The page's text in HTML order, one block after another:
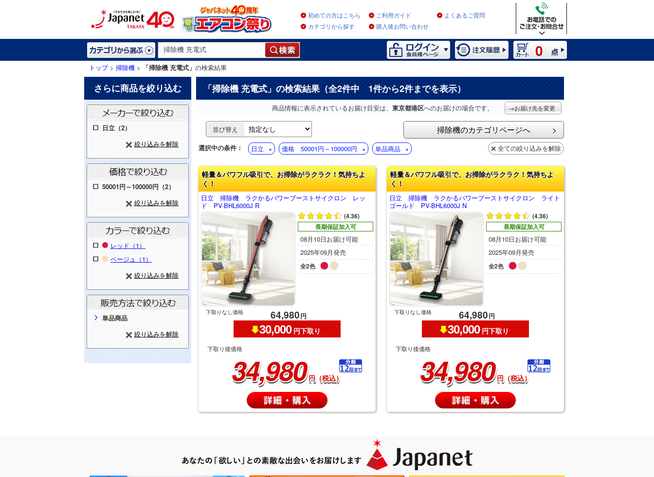
初めての方はこちら ご利用ガイド
よくあるご質問
カテゴリから探す
購入後お問い合わせ
0
トップ> 掃除機 > 「掃除機 充電式」 の検索結果
さらに商品を絞り込む
日立（2）
絞り込みを解除
50001円～100000円（2）
絞り込みを解除
レッド（1）
ベージュ（1）
絞り込みを解除
単品商品
絞り込みを解除
「掃除機 充電式」の検索結果（全2件中 1件から2件までを表示）
商品情報に表示されているお届け目安は、 東京都港区へのお届けの場合です。 →お届け先を変更
並び替え 掃除機のカテゴリページへ
選択中の条件： 日立 価格 50001円～100000円 単品商品 全ての絞り込みを解除
軽量＆パワフル吸引で、お掃除がラクラク！気持ちよ
く！
日立 掃除機 ラクかるパワーブーストサイクロン レッ
ド PV-BHL6000J R
(4.36)
長期保証加入可
08月10日お届け可能
2025年09月発売
全2色
下取りなし価格 64,980円
30,000 円下取り
下取り後価格
34,980 円（税込）
軽量＆パワフル吸引で、お掃除がラクラク！気持ちよ
く！
日立 掃除機 ラクかるパワーブーストサイクロン ライト
ゴールド PV-BHL6000J N
(4.36)
長期保証加入可
08月10日お届け可能
2025年09月発売
全2色
下取りなし価格 64,980円
30,000 円下取り
下取り後価格
34,980 円（税込）